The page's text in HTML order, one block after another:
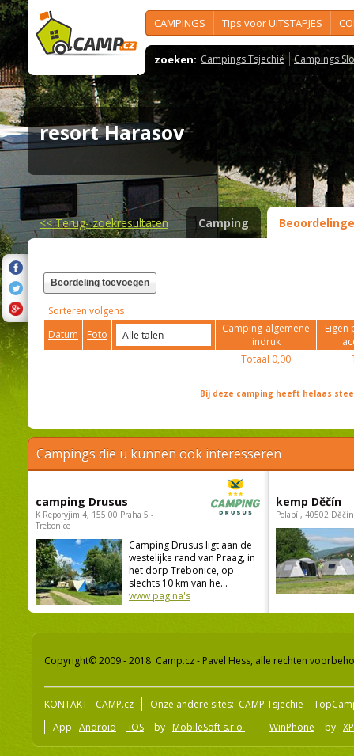
CAMPINGS Tips voor UITSTAPJES
zoeken: Campings Tsjechië Campings
resort Harasov
<<Terug- zoekresultaten Camping
Beordeling toevoegen
Sorteren volgens
Datum
Foto
Camping-algemene
indruk
Eigen
Totaal 0,00
Bij deze camping heeft helaas
Campings die u kunnen ook interesseren
camping Drusus
K Reporyjim 4, 155 00 Praha 5 -
Trebonice
Camping Drusus ligt aan de
westelijke rand van Praag, in
het dorp Trebonice, op
slechts 10 km van he...
www pagina's
kemp Děčín
Polabí , 40502 Děčín
Copyright© 2009 - 2018 Camp.cz - Pavel Hess, alle rechten
KONTAKT - CAMP.cz Onze andere sites: CAMP Tsjechië
App: Android iOS by MobileSoft s.r.o WinPhone by